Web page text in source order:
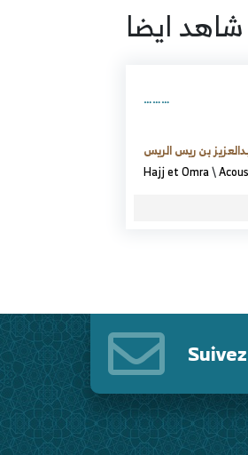
شاهد ايضا
………
بن ريس الريس
Hajj et Omra\